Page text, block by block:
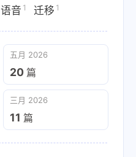
语音 1 迁移 1
五月 2026
20 篇
三月 2026
11 篇